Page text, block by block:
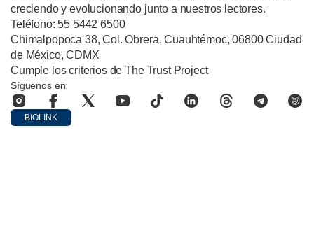
creciendo y evolucionando junto a nuestros lectores.
Teléfono: 55 5442 6500
Chimalpopoca 38, Col. Obrera, Cuauhtémoc, 06800 Ciudad
de México, CDMX
Cumple los criterios de The Trust Project
Síguenos en:
BIOLINK